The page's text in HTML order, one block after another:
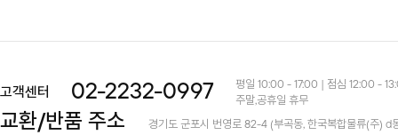
고객센터 02-2232-0997
평일 10:00 - 17:00 | 점심 12:00 -
주말,공휴일 휴무
교환/반품 주소 경기도 군포시 번영로 82-4 (부곡동, 한국복합물류(주) d